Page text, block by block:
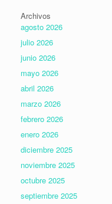
Archivos
agosto 2026
julio 2026
junio 2026
mayo 2026
abril 2026
marzo 2026
febrero 2026
enero 2026
diciembre 2025
noviembre 2025
octubre 2025
septiembre 2025